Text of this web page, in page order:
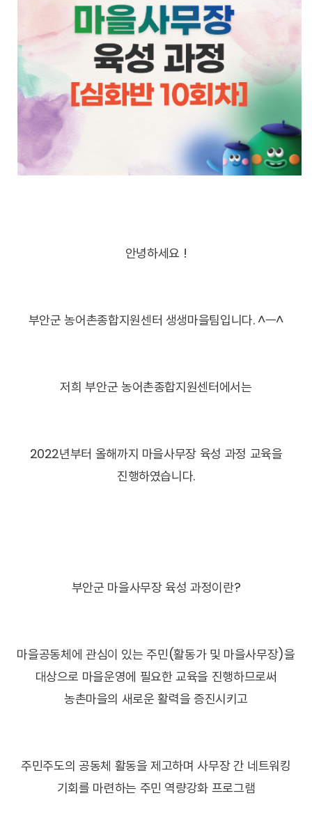
안녕하세요 !
부안군 농어촌종합지원센터 생생마을팀입니다. ^ㅡ^
저희 부안군 농어촌종합지원센터에서는
2022년부터 올해까지 마을사무장 육성 과정 교육을
진행하였습니다.
부안군 마을사무장 육성 과정이란?
마을공동체에 관심이 있는 주민(활동가 및 마을사무장)을
대상으로 마을운영에 필요한 교육을 진행하므로써
농촌마을의 새로운 활력을 증진시키고
주민주도의 공동체 활동을 제고하며 사무장 간 네트워킹
기회를 마련하는 주민 역량강화 프로그램